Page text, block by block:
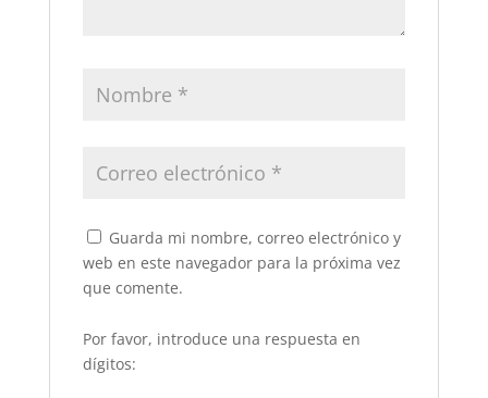
Guarda mi nombre, correo electrónico y
web en este navegador para la próxima vez
que comente.
Por favor, introduce una respuesta en
dígitos: